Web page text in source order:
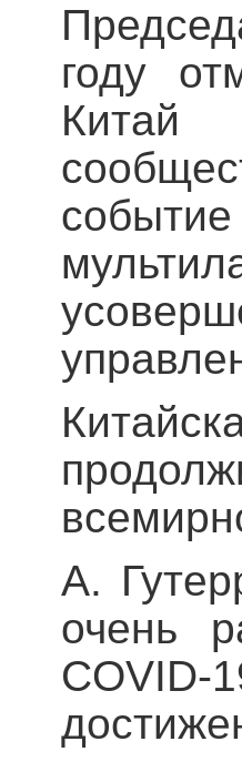
году
Китай
А.
очень
COVID-